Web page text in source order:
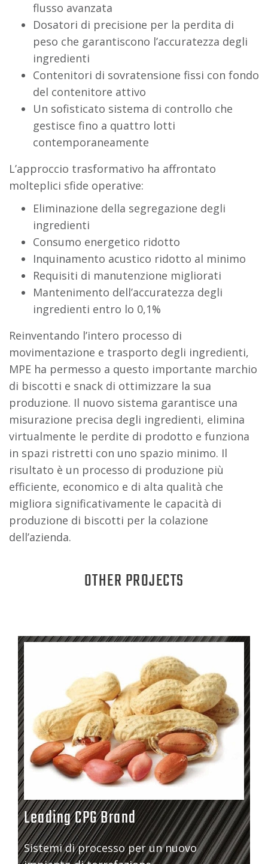
flusso avanzata
Dosatori di precisione per la perdita di
peso che garantiscono l’accuratezza degli
ingredienti
Contenitori di sovratensione fissi con fondo
del contenitore attivo
Un sofisticato sistema di controllo che
gestisce fino a quattro lotti
contemporaneamente
L’approccio trasformativo ha affrontato
molteplici sfide operative:
Eliminazione della segregazione degli
ingredienti
Consumo energetico ridotto
Inquinamento acustico ridotto al minimo
Requisiti di manutenzione migliorati
Mantenimento dell’accuratezza degli
ingredienti entro lo 0,1%
Reinventando l’intero processo di
movimentazione e trasporto degli ingredienti,
MPE ha permesso a questo importante marchio
di biscotti e snack di ottimizzare la sua
produzione. Il nuovo sistema garantisce una
misurazione precisa degli ingredienti, elimina
virtualmente le perdite di prodotto e funziona
in spazi ristretti con uno spazio minimo. Il
risultato è un processo di produzione più
efficiente, economico e di alta qualità che
migliora significativamente le capacità di
produzione di biscotti per la colazione
dell’azienda.
OTHER PROJECTS
Leading CPG Brand
Sistemi di processo per un nuovo